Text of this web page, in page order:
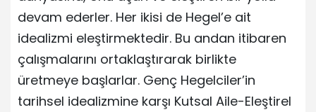
devam ederler. Her ikisi de Hegel’e ait
idealizmi eleştirmektedir. Bu andan itibaren
çalışmalarını ortaklaştırarak birlikte
üretmeye başlarlar. Genç Hegelciler’in
tarihsel idealizmine karşı Kutsal Aile-Eleştirel